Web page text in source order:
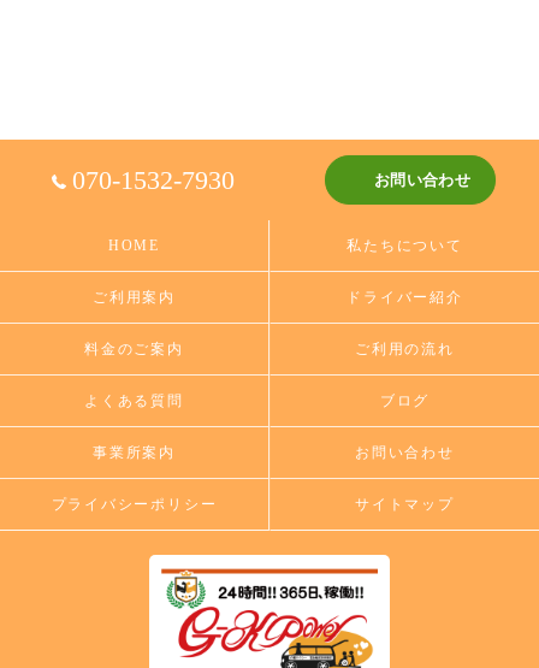
070-1532-7930 お問い合わせ
HOME 私たちについて
ご利用案内 ドライバー紹介
料金のご案内 ご利用の流れ
よくある質問 ブログ
事業所案内 お問い合わせ
プライバシーポリシー サイトマップ